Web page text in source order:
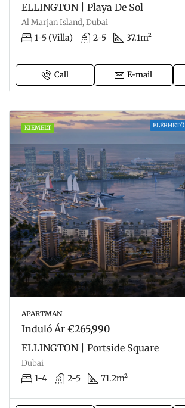
ELLINGTON | Playa De Sol
Al Marjan Island, Dubai
1-5 (Villa) 2-5 37.1m²
Call E-mail
KIEMELT ELÉRHETŐ
APARTMAN
Induló Ár €265,990
ELLINGTON | Portside Square
Dubai
1-4 2-5 71.2m²